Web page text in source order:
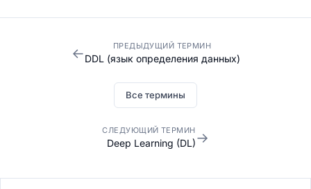
← ПРЕДЫДУЩИЙ ТЕРМИН
DDL (язык определения данных)
Все термины
СЛЕДУЮЩИЙ ТЕРМИН
Deep Learning (DL)→